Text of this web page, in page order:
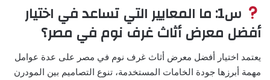
س1: ما المعايير التي تساعد في اختيار
أفضل معرض أثاث غرف نوم في مصر؟
يعتمد اختيار أفضل معرض أثاث غرف نوم في مصر على عدة عوامل
مهمة أبرزها جودة الخامات المستخدمة، تنوع التصاميم بين المودرن